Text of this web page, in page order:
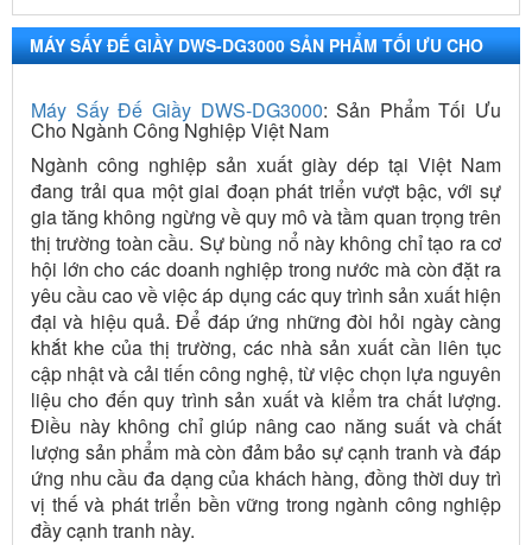
MÁY SẤY ĐẾ GIẦY DWS-DG3000 SẢN PHẨM TỐI ƯU CHO
Máy Sấy Đế Giầy DWS-DG3000: Sản Phẩm Tối Ưu
Cho Ngành Công Nghiệp Việt Nam
Ngành công nghiệp sản xuất giày dép tại Việt Nam
đang trải qua một giai đoạn phát triển vượt bậc, với sự
gia tăng không ngừng về quy mô và tầm quan trọng trên
thị trường toàn cầu. Sự bùng nổ này không chỉ tạo ra cơ
hội lớn cho các doanh nghiệp trong nước mà còn đặt ra
yêu cầu cao về việc áp dụng các quy trình sản xuất hiện
đại và hiệu quả. Để đáp ứng những đòi hỏi ngày càng
khắt khe của thị trường, các nhà sản xuất cần liên tục
cập nhật và cải tiến công nghệ, từ việc chọn lựa nguyên
liệu cho đến quy trình sản xuất và kiểm tra chất lượng.
Điều này không chỉ giúp nâng cao năng suất và chất
lượng sản phẩm mà còn đảm bảo sự cạnh tranh và đáp
ứng nhu cầu đa dạng của khách hàng, đồng thời duy trì
vị thế và phát triển bền vững trong ngành công nghiệp
đầy cạnh tranh này.